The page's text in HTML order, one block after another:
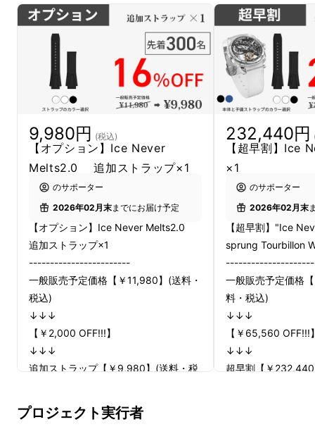
9,980円 (税込)
【オプション】Ice Never
Melts2.0 追加ストラップ×1
のサポーター
2026年02月末までにお届け予定
【オプション】Ice Never Melts2.0
追加ストラップ×1
------------------------
一般販売予定価格【￥11,980】(送料・
税込)
↓↓↓
【￥2,000 OFF!!!】
↓↓↓
追加ストラップ【￥9,980】(送料・税
------------------------
※デザイン・仕様は変更になる可能性
232,440円
【超早割】Ice
×1
のサポーター
2026年02月末
【超早割】"Ice
sprung Tourbillon
一般販売予定価格
料・税込)
↓↓↓
【￥65,560 OFF!!!
↓↓↓
超早割【￥
プロジェクト実行者